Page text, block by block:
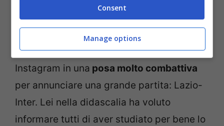
Eccola qui, dunque, mentre interviene su
Instagram in una posa molto combattiva
per annunciare una grande partita: Lazio-
Inter. Lei nella didascalia ha voluto
informare tutti di aver studiato per bene lo
Consent
Manage options